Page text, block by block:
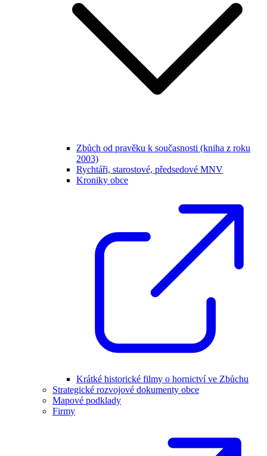
Zbůch od pravěku k současnosti (kniha z roku
2003)
Rychtáři, starostové, předsedové MNV
Kroniky obce
Krátké historické filmy o hornictví ve Zbůchu
Strategické rozvojové dokumenty obce
Mapové podklady
Firmy